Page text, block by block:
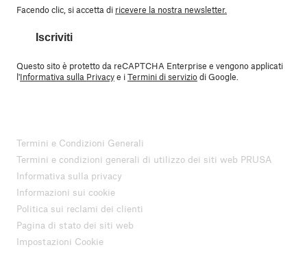
Facendo clic, si accetta di ricevere la nostra newsletter.
Iscriviti
Questo sito è protetto da reCAPTCHA Enterprise e vengono applicati
l'Informativa sulla Privacye iTermini di serviziodi Google.
Termini e Condizioni Generali
Termini e condizioni generali di utilizzo dei siti web PRUSA
Informativa sulla privacy
Informazioni sui cookie
Politica sui reclami dei clienti
Pagina di stato dei siti web
Impostazioni Cookie